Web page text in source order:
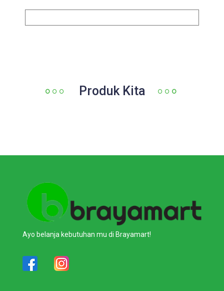
Produk Kita
Ayo belanja kebutuhan mu di Brayamart!